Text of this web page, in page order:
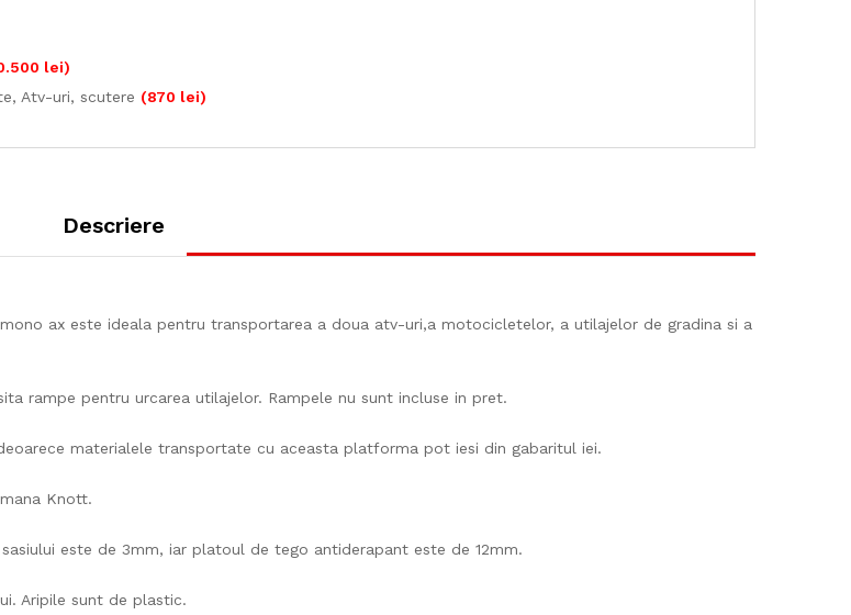
leiInterval
de
)
Atv-uri, scutere (870 lei)
Descriere
ax este ideala pentru transportarea a doua atv-uri,a motocicletelor, a utilajelor de gradina si a
rampe pentru urcarea utilajelor. Rampele nu sunt incluse in pret.
materialele transportate cu aceasta platforma pot iesi din gabaritul iei.
Knott.
este de 3mm, iar platoul de tego antiderapant este de 12mm.
Aripile sunt de plastic.